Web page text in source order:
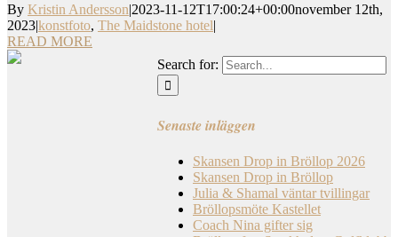
By Kristin Andersson|2023-11-12T17:00:24+00:00november 12th,
2023|konstfoto, The Maidstone hotel|
READ MORE
Search for:
Senaste inläggen
Skansen Drop in Bröllop 2026
Skansen Drop in Bröllop
Julia & Shamal väntar tvillingar
Bröllopsmöte Kastellet
Coach Nina gifter sig